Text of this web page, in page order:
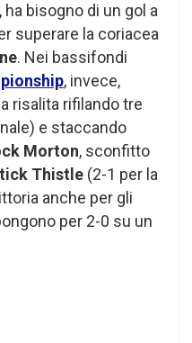
ha bisogno di un gol a
superare la coriacea
. Nei bassifondi
, invece,
risalita rifilando tre
e staccando
Morton, sconfitto
Thistle (2-1 per la
anche per gli
per 2-0 su un